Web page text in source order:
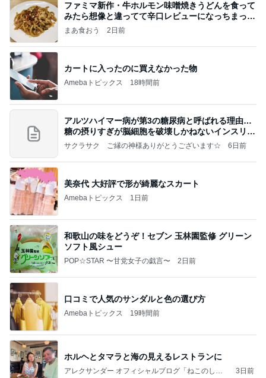
ファミマ新作・牛ホルモン味噌焼きうどんを食って
みたら想像と違ってて辛口レビューになっちまった
話
まあ食おう 2日前
カートに入ったのに買えなかった物
Amebaトピックス 18時間前
アルツハイマー病が第3の糖尿病と呼ばれる理由…
糖の摂りすぎが脳細胞を破壊しかねないインスリン
の恐
サクラサク ご縁の神様ありがとうございます☆ 6日前
美奈代 大好評で形が綺麗なスカート
Amebaトピックス 1日前
和歌山の味をどうぞ！セブン 玉林園監修 グリーン
ソフト風シュー
POP☆STAR 〜甘党女子の戯言〜 2日前
口コミで人気のサンダルと色の選び方
Amebaトピックス 19時間前
ホルヘとタマラと海の見えるレストランに
アレクサンダー オフィシャルブログ「ねこのしっ
3日前